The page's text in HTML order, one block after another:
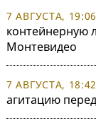
7 АВГУСТА, 19:06
контейнерную
Монтевидео
7 АВГУСТА, 18:42
агитацию